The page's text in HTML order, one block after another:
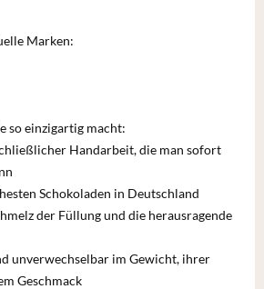
Marken:
so einzigartig macht:
Handarbeit, die man sofort
Schokoladen in Deutschland
der Füllung und die herausragende
unverwechselbar im Gewicht, ihrer
Geschmack